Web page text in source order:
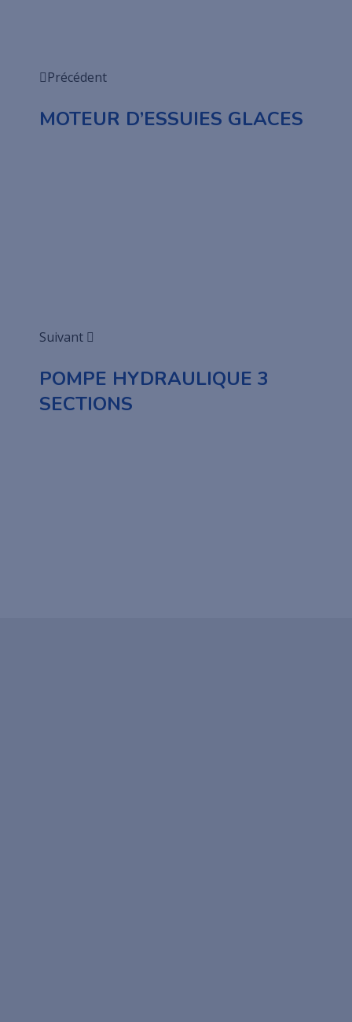
Précédent
MOTEUR D’ESSUIES GLACES
Suivant
POMPE HYDRAULIQUE 3
SECTIONS